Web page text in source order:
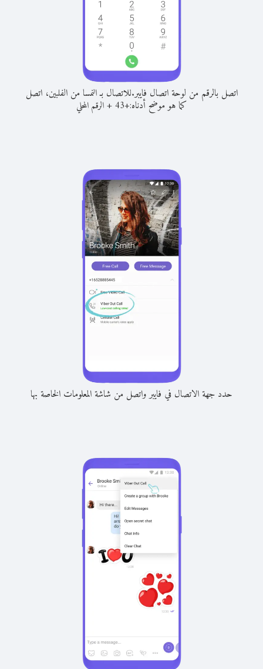
اتصل بالرقم من لوحة اتصال فايبر.للاتصال بـ النمسا من الفلبين، اتصل
كما هو موضح أدناه:+
43
+الرقم المحلي
حدد جهة الاتصال في فايبر واتصل من شاشة المعلومات الخاصة بها